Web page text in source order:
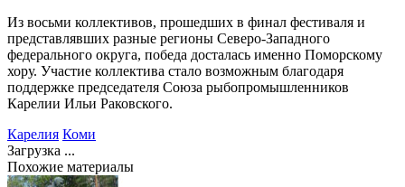
Из восьми коллективов, прошедших в финал фестиваля и
представлявших разные регионы Северо-Западного
федерального округа, победа досталась именно Поморскому
хору. Участие коллектива стало возможным благодаря
поддержке председателя Союза рыбопромышленников
Карелии Ильи Раковского.
Карелия Коми
Загрузка ...
Похожие материалы